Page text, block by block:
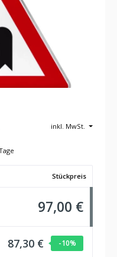
inkl. MwSt.
Stückpreis
97,00 €
87,30 € -10%